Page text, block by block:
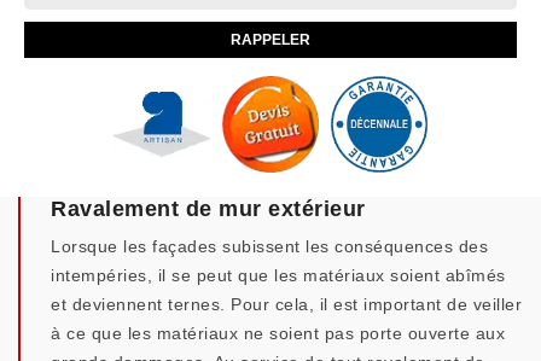
Ravalement de mur extérieur
Lorsque les façades subissent les conséquences des
intempéries, il se peut que les matériaux soient abîmés
et deviennent ternes. Pour cela, il est important de veiller
à ce que les matériaux ne soient pas porte ouverte aux